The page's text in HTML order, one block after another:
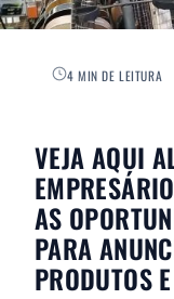
4 MIN DE LEITURA
VEJA AQUI
AS
PARA
PRODUTOS